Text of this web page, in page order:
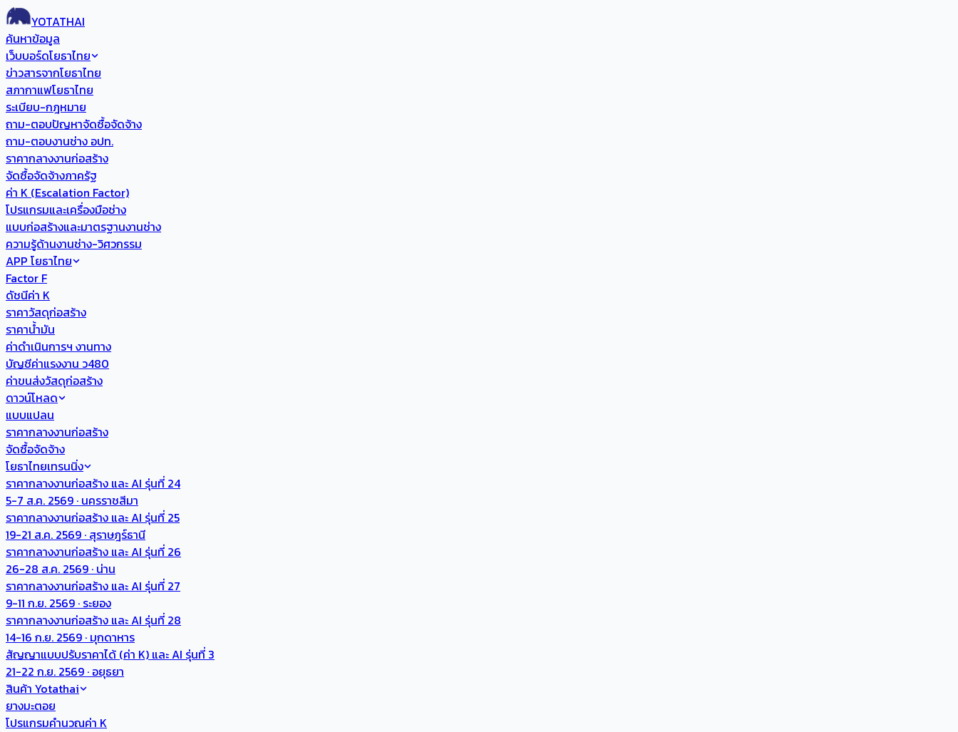
YOTATHAI
ค้นหาข้อมูล
เว็บบอร์ดโยธาไทย
ข่าวสารจากโยธาไทย
สภากาแฟโยธาไทย
ระเบียบ-กฎหมาย
ถาม-ตอบปัญหาจัดซื้อจัดจ้าง
ถาม-ตอบงานช่าง อปท.
ราคากลางงานก่อสร้าง
จัดซื้อจัดจ้างภาครัฐ
ค่า K (Escalation Factor)
โปรแกรมและเครื่องมือช่าง
แบบก่อสร้างและมาตรฐานงานช่าง
ความรู้ด้านงานช่าง-วิศวกรรม
APP โยธาไทย
Factor F
ดัชนีค่า K
ราคาวัสดุก่อสร้าง
ราคาน้ำมัน
ค่าดำเนินการฯ งานทาง
บัญชีค่าแรงงาน ว480
ค่าขนส่งวัสดุก่อสร้าง
ดาวน์โหลด
แบบแปลน
ราคากลางงานก่อสร้าง
จัดซื้อจัดจ้าง
โยธาไทยเทรนนิ่ง
ราคากลางงานก่อสร้าง และ AI รุ่นที่ 24
5-7 ส.ค. 2569 · นครราชสีมา
ราคากลางงานก่อสร้าง และ AI รุ่นที่ 25
19-21 ส.ค. 2569 · สุราษฎร์ธานี
ราคากลางงานก่อสร้าง และ AI รุ่นที่ 26
26-28 ส.ค. 2569 · น่าน
ราคากลางงานก่อสร้าง และ AI รุ่นที่ 27
9-11 ก.ย. 2569 · ระยอง
ราคากลางงานก่อสร้าง และ AI รุ่นที่ 28
14-16 ก.ย. 2569 · มุกดาหาร
สัญญาแบบปรับราคาได้ (ค่า K) และ AI รุ่นที่ 3
21-22 ก.ย. 2569 · อยุธยา
สินค้า Yotathai
ยางมะตอย
โปรแกรมคำนวณค่า K